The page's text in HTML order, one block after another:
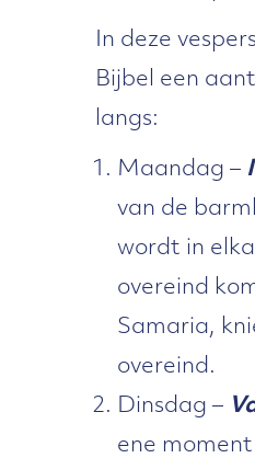
In deze
Bijbel een
langs:
Maandag –
van de
wordt in
overeind
Samaria,
overeind.
Dinsdag –
ene